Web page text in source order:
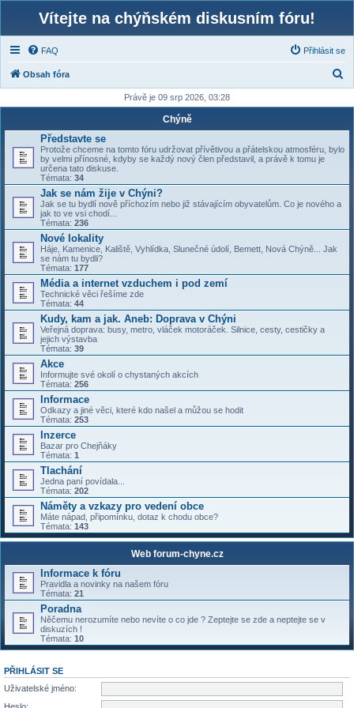
Vítejte na chýňském diskusním fóru!
FAQ Přihlásit se
Obsah fóra
d
Právě je 09 srp 2026, 03:28
Chýně
Představte se
Protože chceme na tomto fóru udržovat přívětivou a přátelskou atmosféru, bylo
by velmi přínosné, kdyby se každý nový člen představil, a právě k tomu je
určena tato diskuse.
Témata: 34
Jak se nám žije v Chýni?
Jak se tu bydlí nově příchozím nebo již stávajícím obyvatelům. Co je nového a
jak to ve vsi chodí...
Témata: 236
Nové lokality
Háje, Kamenice, Kaliště, Vyhlídka, Slunečné údolí, Bemett, Nová Chýně... Jak
se nám tu bydli?
Témata: 177
Média a internet vzduchem i pod zemí
Technické věci řešíme zde
Témata: 44
Kudy, kam a jak. Aneb: Doprava v Chýni
Veřejná doprava: busy, metro, vláček motoráček. Silnice, cesty, cestičky a
jejich výstavba
Témata: 39
Akce
Informujte své okolí o chystaných akcích
Témata: 256
Informace
Odkazy a jiné věci, které kdo našel a můžou se hodit
Témata: 253
Inzerce
Bazar pro Chejňáky
Témata: 1
Tlachání
Jedna paní povídala...
Témata: 202
Náměty a vzkazy pro vedení obce
Máte nápad, připomínku, dotaz k chodu obce?
Témata: 143
Web forum-chyne.cz
Informace k fóru
Pravidla a novinky na našem fóru
Témata: 21
Poradna
Něčemu nerozumíte nebo nevíte o co jde ? Zeptejte se zde a neptejte se v
diskuzích !
Témata: 10
PŘIHLÁSIT SE
Uživatelské jméno: